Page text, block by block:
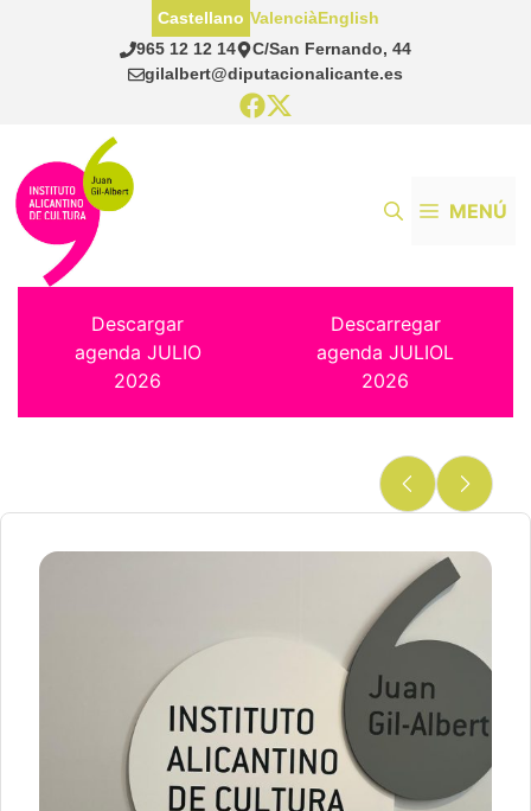
965 12 12 14
C/San Fernando, 44
gilalbert@diputacionalicante.es
Castellano ValenciàEnglish
MENÚ
Descargar
agenda JULIO
2026
Descarregar
agenda JULIOL
2026